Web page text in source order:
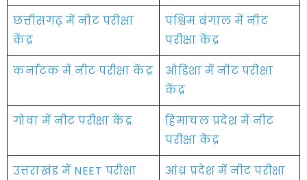
छत्तीसगढ़ में नीट परीक्षा
केंद्र
पश्चिम बंगाल में नीट
परीक्षा केंद्र
कर्नाटक में नीट परीक्षा केंद्र
ओडिशा में नीट परीक्षा
केंद्र
गोवा में नीट परीक्षा केंद्र
हिमाचल प्रदेश में नीट
परीक्षा केंद्र
उत्तराखंड में NEET परीक्षा
आंध्र प्रदेश में नीट परीक्षा